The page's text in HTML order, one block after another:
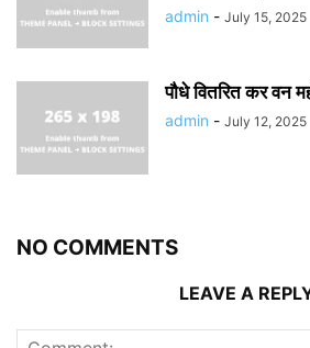
admin - July 15, 2025
पौधे वितरित कर वन
admin - July 12, 2025
NO COMMENTS
LEAVE A